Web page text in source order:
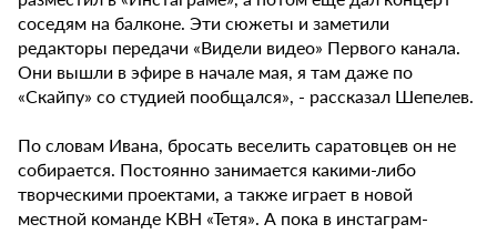
соседям на балконе. Эти сюжеты и заметили
редакторы передачи «Видели видео» Первого канала.
Они вышли в эфире в начале мая, я там даже по
«Скайпу» со студией пообщался», - рассказал Шепелев.
По словам Ивана, бросать веселить саратовцев он не
собирается. Постоянно занимается какими-либо
творческими проектами, а также играет в новой
местной команде КВН «Тетя». А пока в инстаграм-